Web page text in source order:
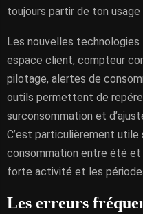
toujours partir de ton usage
Les nouvelles technologies
espace client, compteur
pilotage, alertes de
outils permettent de
surconsommation et
C’est particulièrement
consommation entre été et
forte activité et les
Les erreurs